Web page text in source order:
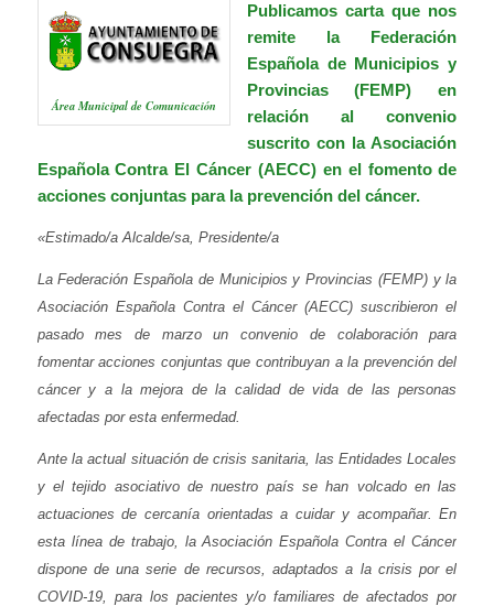
Área Municipal de Comunicación
Publicamos carta que nos
remite la Federación
Española de Municipios y
Provincias (FEMP) en
relación al convenio
suscrito con laAsociación
Española Contra El Cáncer (AECC) en el fomento de
acciones conjuntas para la prevención del cáncer.
«Estimado/a Alcalde/sa, Presidente/a
La Federación Española de Municipios y Provincias (FEMP) y la
Asociación Española Contra el Cáncer (AECC) suscribieron el
pasado mes de marzo un convenio de colaboración para
fomentar acciones conjuntas que contribuyan a la prevención del
cáncer y a la mejora de la calidad de vida de las personas
afectadas por esta enfermedad.
Ante la actual situación de crisis sanitaria, las Entidades Locales
y el tejido asociativo de nuestro país se han volcado en las
actuaciones de cercanía orientadas a cuidar y acompañar. En
esta línea de trabajo, la Asociación Española Contra el Cáncer
dispone de una serie de recursos, adaptados a la crisis por el
COVID-19, para los pacientes y/o familiares de afectados por